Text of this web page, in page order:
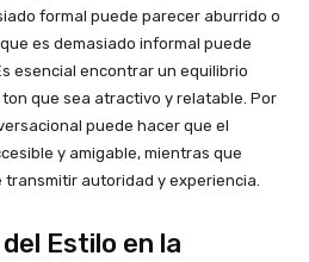
formal puede parecer aburrido o
es demasiado informal puede
esencial encontrar un equilibrio
que sea atractivo y relatable. Por
puede hacer que el
y amigable, mientras que
autoridad y experiencia.
Estilo en la